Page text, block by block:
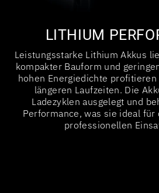
LITHIUM
Leistungsstarke Lithium Akkus
kompakter Bauform und
hohen Energiedichte
längeren Laufzeiten. Die
Ladezyklen ausgelegt und
Performance, was sie ideal für
professionellen